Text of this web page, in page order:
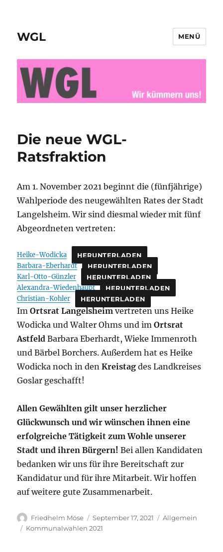
WGL MENÜ
Die neue WGL-
Ratsfraktion
Am 1. November 2021 beginnt die (fünfjährige)
Wahlperiode des neugewählten Rates der Stadt
Langelsheim. Wir sind diesmal wieder mit fünf
Abgeordneten vertreten:
Heike-Wodicka HERUNTERLADEN
Barbara-Eberhardt HERUNTERLADEN
Karl-Otto-Günzler HERUNTERLADEN
Alexandra-Wiedenhaupt HERUNTERLADEN
Christian-Kohler HERUNTERLADEN
ImOrtsrat Langelsheimvertreten uns Heike
Wodicka und Walter Ohms und imOrtsrat
AstfeldBarbara Eberhardt, Wieke Immenroth
und Bärbel Borchers. Außerdem hat es Heike
Wodicka noch in denKreistagdes Landkreises
Goslar geschafft!
Allen Gewählten gilt unser herzlicher
Glückwunsch und wir wünschen ihnen eine
erfolgreiche Tätigkeit zum Wohle unserer
Stadt und ihren Bürgern! Bei allen Kandidaten
bedanken wir uns für ihre Bereitschaft zur
Kandidatur und für ihre Mitarbeit. Wir hoffen
auf weitere gute Zusammenarbeit.
Autor
Friedhelm Möse
Veröffentlicht
am
September 17, 2021 Kategorien
Allgemein
Schlagwörter
Kommunalwahlen 2021